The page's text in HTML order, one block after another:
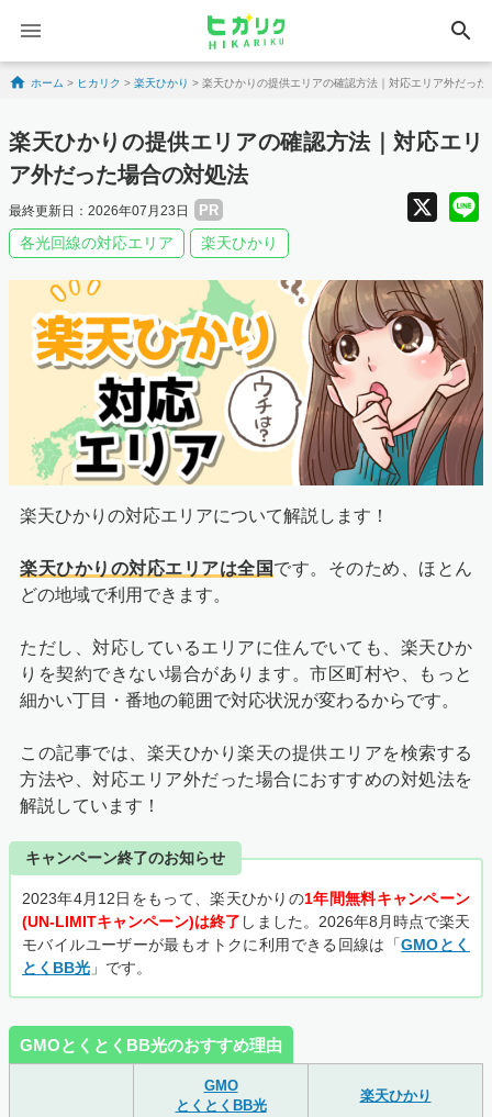
search
Skip to content
ホーム > ヒカリク > 楽天ひかり > 楽天ひかりの提供エリアの確認方法｜対応エリア外だった
楽天ひかりの提供エリアの確認方法｜対応エリ
ア外だった場合の対処法
最終更新日：2026年07月23日 PR X
各光回線の対応エリア 楽天ひかり
楽天ひかりの対応エリアについて解説します！
楽天ひかりの対応エリアは全国です。そのため、ほとん
どの地域で利用できます。
ただし、対応しているエリアに住んでいても、楽天ひか
りを契約できない場合があります。市区町村や、もっと
細かい丁目・番地の範囲で対応状況が変わるからです。
この記事では、楽天ひかり楽天の提供エリアを検索する
方法や、対応エリア外だった場合におすすめの対処法を
解説しています！
キャンペーン終了のお知らせ
2023年4月12日をもって、楽天ひかりの1年間無料キャンペーン
(UN-LIMITキャンペーン)は終了 しました。2026年8月時点で楽天
モバイルユーザーが最もオトクに利用できる回線は「GMOとく
とくBB光 」です。
GMOとくとくBB光のおすすめ理由
GMO
とくとくBB光
楽天ひかり